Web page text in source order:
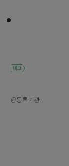
태그
@등록기관 :